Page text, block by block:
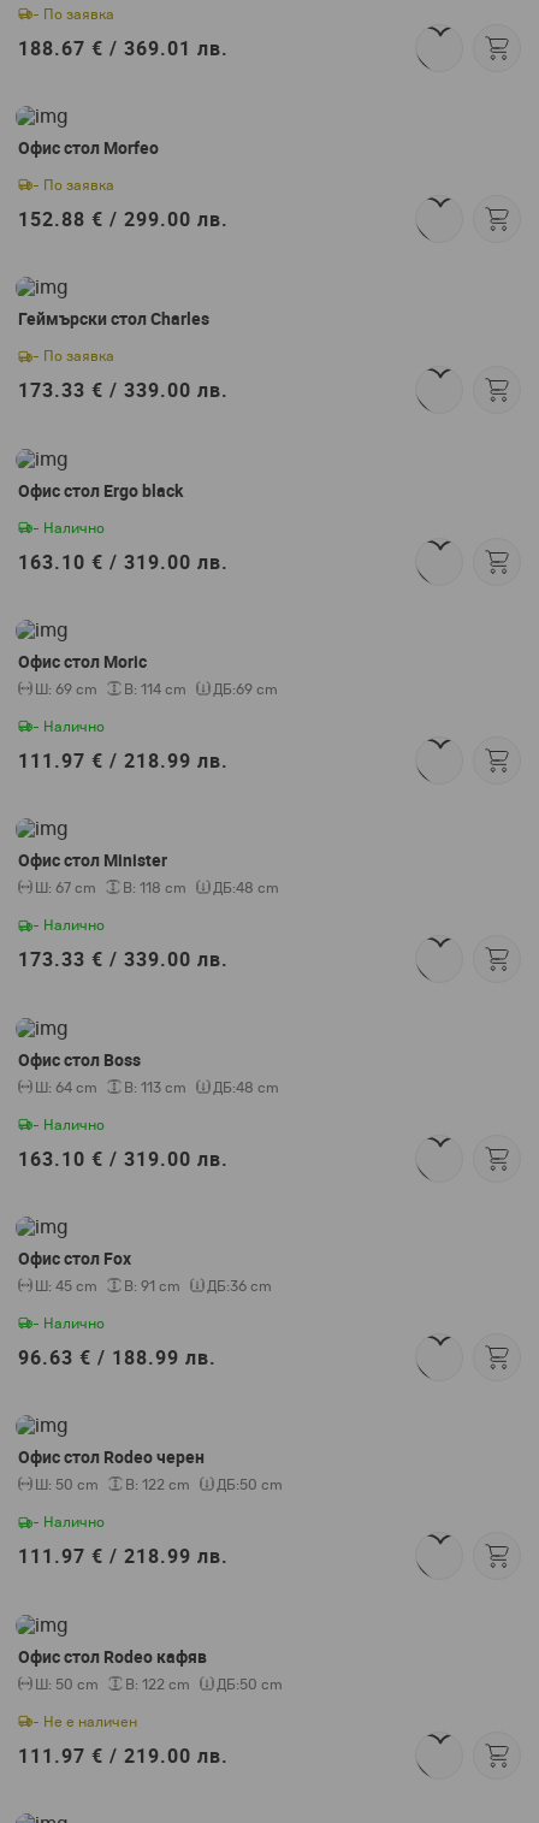
Абонирай се сега
- По заявка
188.67 € / 369.01 лв.
Офис стол Morfeo
- По заявка
152.88 € / 299.00 лв.
Геймърски стол Charles
- По заявка
173.33 € / 339.00 лв.
Офис стол Ergo black
- Налично
163.10 € / 319.00 лв.
Офис стол Moric
Ш: 69 cm В: 114 cm ДБ:69 cm
- Налично
111.97 € / 218.99 лв.
Офис стол Minister
Ш: 67 cm В: 118 cm ДБ:48 cm
- Налично
173.33 € / 339.00 лв.
Офис стол Boss
Ш: 64 cm В: 113 cm ДБ:48 cm
- Налично
163.10 € / 319.00 лв.
Офис стол Fox
Ш: 45 cm В: 91 cm ДБ:36 cm
- Налично
96.63 € / 188.99 лв.
Офис стол Rodeo черен
Ш: 50 cm В: 122 cm ДБ:50 cm
- Налично
111.97 € / 218.99 лв.
Офис стол Rodeo кафяв
Ш: 50 cm В: 122 cm ДБ:50 cm
- Не е наличен
111.97 € / 219.00 лв.